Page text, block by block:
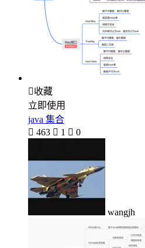
收藏
立即使用
java 集合
 463  1  0
wangjh